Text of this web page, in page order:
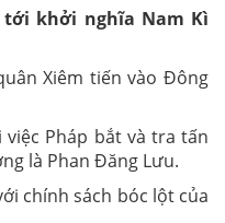
khởi nghĩa Nam Kì
Xiêm tiến vào Đông
Pháp bắt và tra tấn
là Phan Đăng Lưu.
chính sách bóc lột của